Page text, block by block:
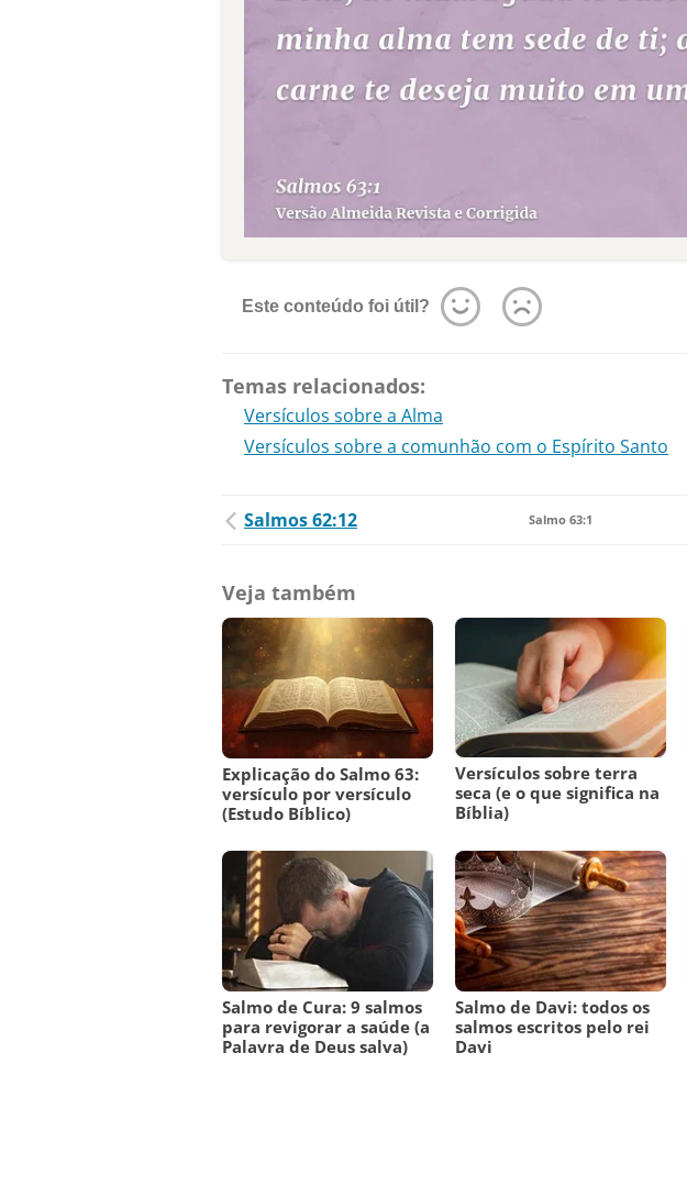
Este conteúdo foi útil?
Temas relacionados:
Versículos sobre a Alma
Versículos sobre a comunhão com o Espírito Santo
Salmos 62:12 Salmo 63:1
Veja também
Explicação do Salmo 63:
versículo por versículo
(Estudo Bíblico)
Versículos sobre terra
seca (e o que significa na
Bíblia)
Salmo de Cura: 9 salmos
para revigorar a saúde (a
Palavra de Deus salva)
Salmo de Davi: todos os
salmos escritos pelo rei
Davi